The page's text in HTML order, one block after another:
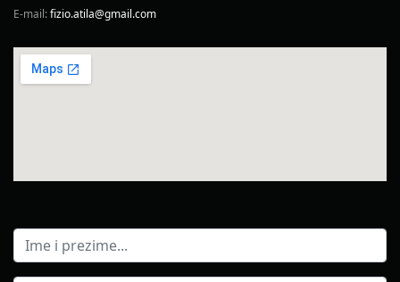
E-mail:fizio.atila@gmail.com